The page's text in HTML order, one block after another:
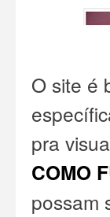
O site é
pra
COMO
possam